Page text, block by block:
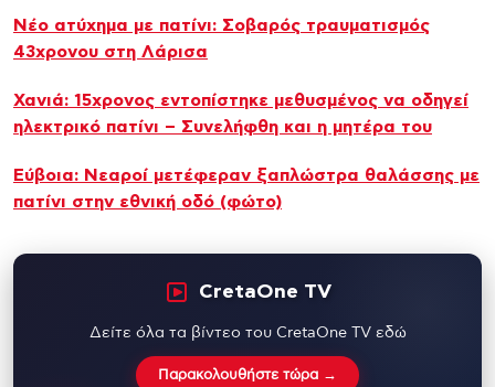
Νέο ατύχημα με πατίνι: Σοβαρός τραυματισμός
43χρονου στη Λάρισα
Χανιά: 15χρονος εντοπίστηκε μεθυσμένος να οδηγεί
ηλεκτρικό πατίνι – Συνελήφθη και η μητέρα του
Εύβοια: Νεαροί μετέφεραν ξαπλώστρα θαλάσσης με
πατίνι στην εθνική οδό (φώτο)
CretaOne TV
Δείτε όλα τα βίντεο του CretaOne TV εδώ
Παρακολουθήστε τώρα →